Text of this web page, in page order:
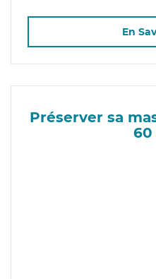
En
Préserver sa
60